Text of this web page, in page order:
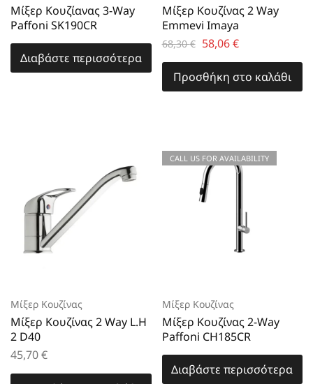
Μίξερ Κουζίανας 3-Way
Paffoni SK190CR
Διαβάστε περισσότερα
Μίξερ Κουζίνας 2 Way
Emmevi Imaya
68,30€ 58,06€
Προσθήκη στο καλάθι
Μίξερ Κουζίνας
Μίξερ Κουζίνας 2 Way L.H
2 D40
45,70€
CALL US FOR AVAILABILITY
Μίξερ Κουζίνας
Μίξερ Κουζίνας 2-Way
Paffoni CH185CR
Διαβάστε περισσότερα